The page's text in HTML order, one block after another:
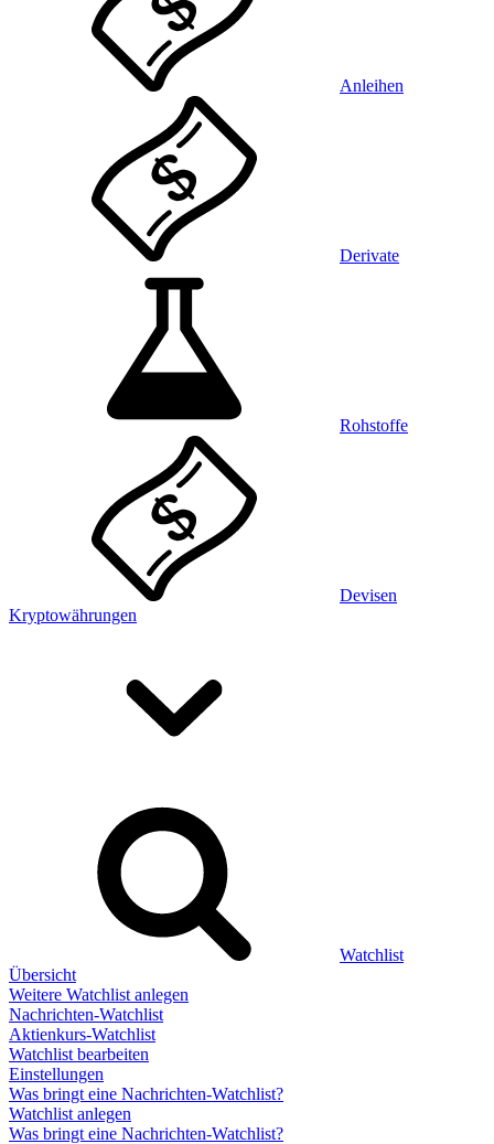
Anleihen
Derivate
Rohstoffe
Devisen
Kryptowährungen
Watchlist
Übersicht
Weitere Watchlist anlegen
Nachrichten-Watchlist
Aktienkurs-Watchlist
Watchlist bearbeiten
Einstellungen
Was bringt eine Nachrichten-Watchlist?
Watchlist anlegen
Was bringt eine Nachrichten-Watchlist?